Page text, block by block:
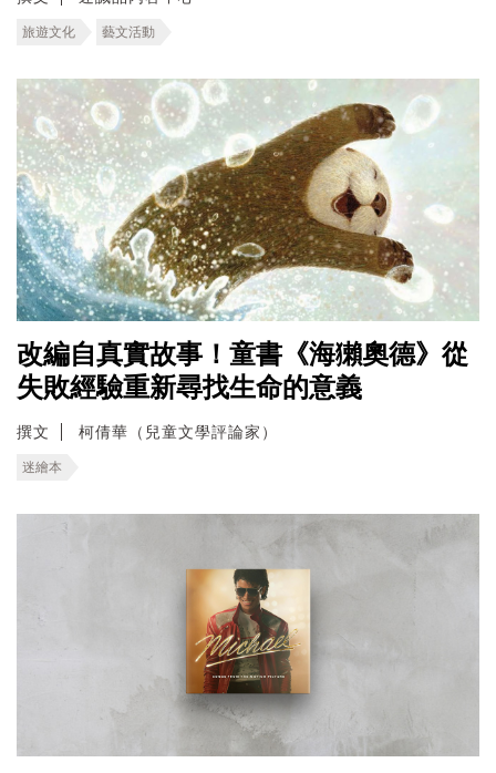
旅遊文化 藝文活動
改編自真實故事！童書《海獺奧德》從
失敗經驗重新尋找生命的意義
撰文 柯倩華（兒童文學評論家）
迷繪本